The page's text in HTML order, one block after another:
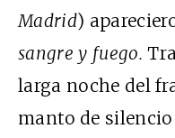
Madrid)
sangre y fuego.
larga noche del
manto de silencio